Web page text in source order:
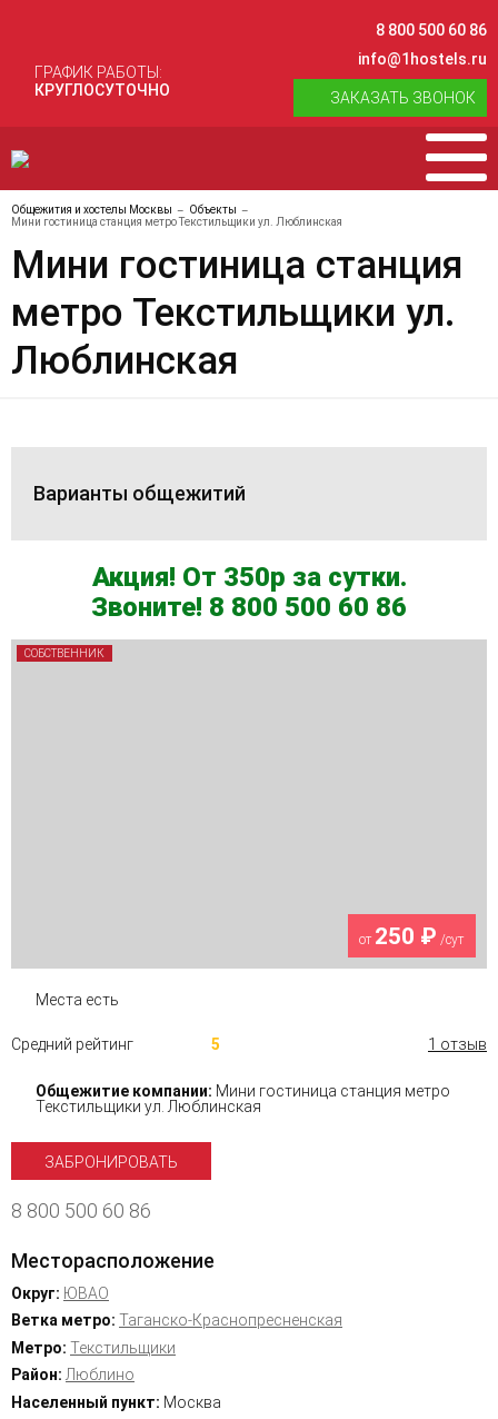
ГРАФИК РАБОТЫ:
КРУГЛОСУТОЧНО
8 800 500 60 86
info@1hostels.ru
ЗАКАЗАТЬ ЗВОНОК
Общежития и хостелы Москвы
Объекты
Мини гостиница станция метро Текстильщики ул. Люблинская
Мини гостиница станция
метро Текстильщики ул.
Люблинская
Варианты общежитий
Акция! От 350р за сутки.
Звоните! 8 800 500 60 86
от 250 ₽ /сут
СОБСТВЕННИК
Места есть
Средний рейтинг 5 1 отзыв
Общежитие компании: Мини гостиница станция метро
Текстильщики ул. Люблинская
ЗАБРОНИРОВАТЬ
8 800 500 60 86
Месторасположение
Округ: ЮВАО
Ветка метро: Таганско-Краснопресненская
Метро: Текстильщики
Район: Люблино
Населенный пункт: Москва